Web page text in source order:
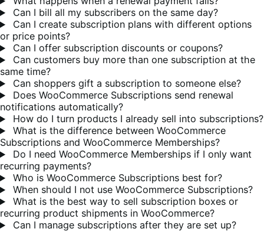
Can I bill all my subscribers on the same day?
Can I create subscription plans with different options
or price points?
Can I offer subscription discounts or coupons?
Can customers buy more than one subscription at the
same time?
Can shoppers gift a subscription to someone else?
Does WooCommerce Subscriptions send renewal
notifications automatically?
How do I turn products I already sell into subscriptions?
What is the difference between WooCommerce
Subscriptions and WooCommerce Memberships?
Do I need WooCommerce Memberships if I only want
recurring payments?
Who is WooCommerce Subscriptions best for?
When should I not use WooCommerce Subscriptions?
What is the best way to sell subscription boxes or
recurring product shipments in WooCommerce?
Can I manage subscriptions after they are set up?